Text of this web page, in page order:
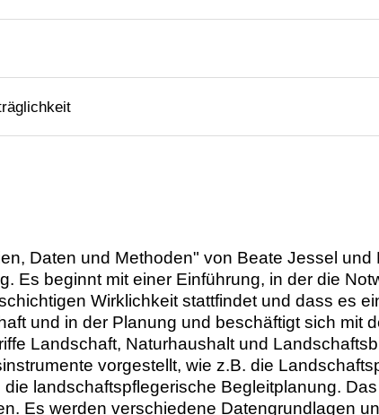
Daten und Methoden" von Beate Jessel und
Es beginnt mit einer Einführung, in der die
Wirklichkeit stattfindet und dass es
und in der Planung und beschäftigt sich mit
Landschaft, Naturhaushalt und
vorgestellt, wie z.B. die
landschaftspflegerische Begleitplanung.
Es werden verschiedene Datengrundlagen